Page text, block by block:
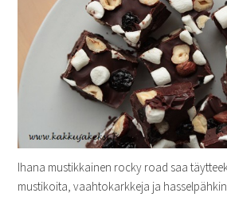
Ihana mustikkainen rocky road saa
mustikoita, vaahtokarkkeja ja